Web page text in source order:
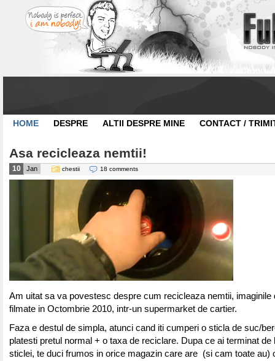
HOME DESPRE ALTII DESPRE MINE CONTACT /
Asa recicleaza nemtii!
10 Jan chestii 18 comments
Am uitat sa va povestesc despre cum recicleaza nemtii, imaginile
filmate in Octombrie 2010, intr-un supermarket de cartier.
Faza e destul de simpla, atunci cand iti cumperi o sticla de suc/
platesti pretul normal + o taxa de reciclare. Dupa ce ai terminat de
sticlei, te duci frumos in orice magazin care are (si cam toate au)